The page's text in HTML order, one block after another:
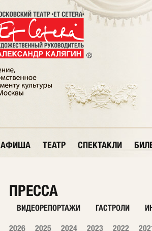
АФИША ТЕАТР СПЕКТАКЛИ
ПРЕССА
ВИДЕОРЕПОРТАЖИ ГАСТРОЛИ
2026 2025 2024 2023 2022